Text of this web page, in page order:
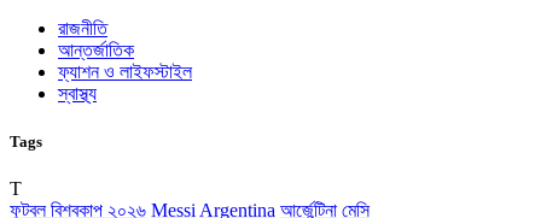
রাজনীতি
আন্তর্জাতিক
ফ্যাশন ও লাইফস্টাইল
স্বাস্থ্য
Tags
T
ফুটবল বিশ্বকাপ ২০২৬ Messi Argentina আর্জেন্টিনা মেসি